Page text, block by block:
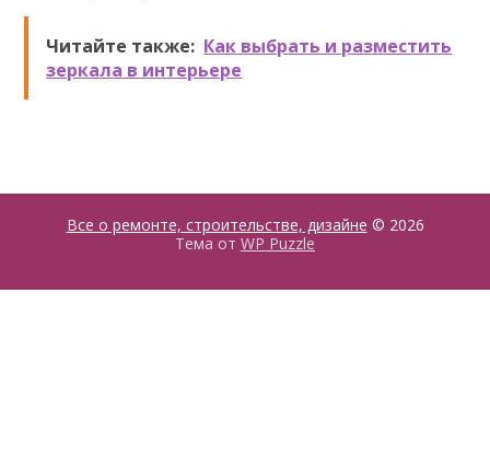
Читайте также: Как выбрать и разместить
зеркала в интерьере
Все о ремонте, строительстве, дизайне © 2026
Тема от WP Puzzle